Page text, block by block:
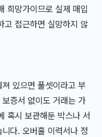
희망가이므로 실제 매입
고 접근하면 실망하지 않
있으면 풀셋이라고 부
증서 없이도 거래는 가
혹시 보관해둔 박스나 서
다. 오버홀 이력서나 정